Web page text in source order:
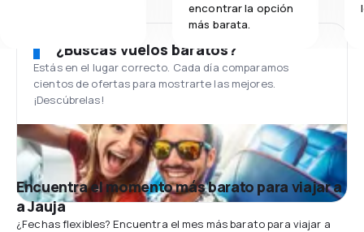
encontrar la opción
más barata.
¿Buscas vuelos baratos?
Estás en el lugar correcto. Cada día comparamos
cientos de ofertas para mostrarte las mejores.
¡Descúbrelas!
Encuentra el momento más barato para viajar a
a Jauja
¿Fechas flexibles? Encuentra el mes más barato para viajar a